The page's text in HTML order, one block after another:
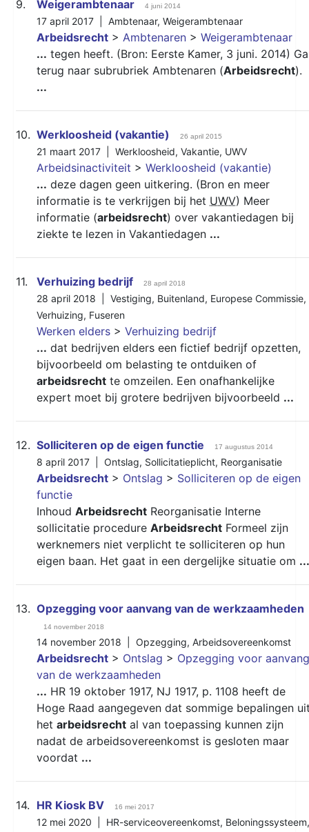
9. Weigerambtenaar 4 juni 2014
17 april 2017 | Ambtenaar, Weigerambtenaar
Arbeidsrecht > Ambtenaren > Weigerambtenaar
... tegen heeft. (Bron: Eerste Kamer, 3 juni. 2014) Ga
terug naar subrubriek Ambtenaren (Arbeidsrecht).
...
10. Werkloosheid (vakantie) 26 april 2015
21 maart 2017 | Werkloosheid, Vakantie, UWV
Arbeidsinactiviteit > Werkloosheid (vakantie)
... deze dagen geen uitkering. (Bron en meer
informatie is te verkrijgen bij het UWV) Meer
informatie (arbeidsrecht) over vakantiedagen bij
ziekte te lezen in Vakantiedagen ...
11. Verhuizing bedrijf 28 april 2018
28 april 2018 | Vestiging, Buitenland, Europese Commissie,
Verhuizing, Fuseren
Werken elders > Verhuizing bedrijf
... dat bedrijven elders een fictief bedrijf opzetten,
bijvoorbeeld om belasting te ontduiken of
arbeidsrecht te omzeilen. Een onafhankelijke
expert moet bij grotere bedrijven bijvoorbeeld ...
12. Solliciteren op de eigen functie 17 augustus 2014
8 april 2017 | Ontslag, Sollicitatieplicht, Reorganisatie
Arbeidsrecht > Ontslag > Solliciteren op de eigen
functie
Inhoud Arbeidsrecht Reorganisatie Interne
sollicitatie procedure Arbeidsrecht Formeel zijn
werknemers niet verplicht te solliciteren op hun
eigen baan. Het gaat in een dergelijke situatie om ...
13. Opzegging voor aanvang van de werkzaamheden
14 november 2018
14 november 2018 | Opzegging, Arbeidsovereenkomst
Arbeidsrecht > Ontslag > Opzegging voor aanvang
van de werkzaamheden
... HR 19 oktober 1917, NJ 1917, p. 1108 heeft de
Hoge Raad aangegeven dat sommige bepalingen
het arbeidsrecht al van toepassing kunnen zijn
nadat de arbeidsovereenkomst is gesloten maar
voordat ...
14. HR Kiosk BV 16 mei 2017
12 mei 2020 | HR-serviceovereenkomst, Beloningssysteem,